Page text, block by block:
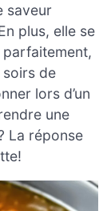
saveur
plus, elle se
soirs de
lors d’un
une
La réponse